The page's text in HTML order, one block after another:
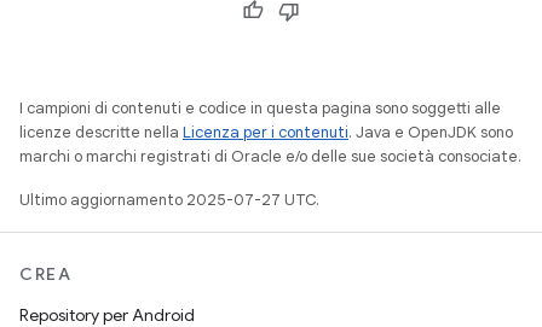
I campioni di contenuti e codice in questa pagina sono soggetti alle
licenze descritte nella Licenza per i contenuti. Java e OpenJDK sono
marchi o marchi registrati di Oracle e/o delle sue società consociate.
Ultimo aggiornamento 2025-07-27 UTC.
CREA
Repository per Android